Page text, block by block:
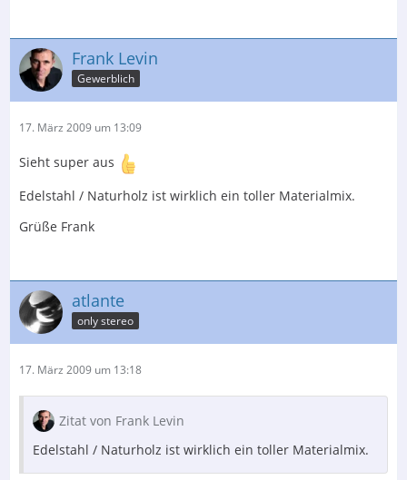
Frank Levin
Gewerblich
17. März 2009 um 13:09
Sieht super aus
Edelstahl / Naturholz ist wirklich ein toller Materialmix.
Grüße Frank
atlante
only stereo
17. März 2009 um 13:18
Zitat von Frank Levin
Edelstahl / Naturholz ist wirklich ein toller Materialmix.